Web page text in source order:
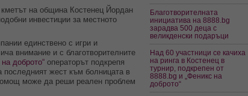
на община Костенец Йордан
инвестиции за местното
единствено с игри и
внимание и с благотворителните
доброто“ операторът подкрепя
последният жест към болницата в
може да реши реален проблем
Благотворителната
инициатива на 8888.bg
зарадва 500 деца с
великденски подаръци
Над 60 участници се качиха
на ринга в Костенец в
турнир, подкрепен от
8888.bg и „Феникс на
доброто“